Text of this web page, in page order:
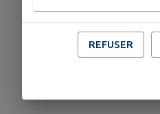
REFUSER